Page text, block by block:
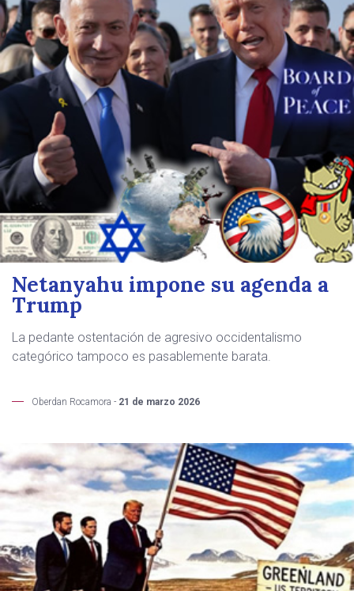
Netanyahu impone su agenda a
Trump
La pedante ostentación de agresivo occidentalismo
categórico tampoco es pasablemente barata.
Oberdan Rocamora - 21 de marzo 2026